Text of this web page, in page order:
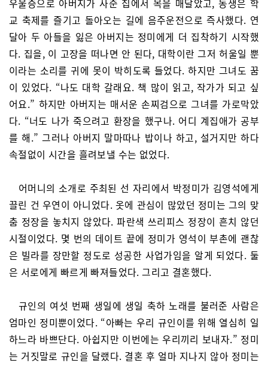
우울증으로 아버지가 사준 집에서 목을 매달았고, 동생은 학
교 축제를 즐기고 돌아오는 길에 음주운전으로 즉사했다. 연
달아 두 아들을 잃은 아버지는 정미에게 더 집착하기 시작했
다. 집을, 이 고장을 떠나면 안 된다, 대학이란 그저 허울일 뿐
이라는 소리를 귀에 못이 박히도록 들었다. 하지만 그녀도 꿈
이 있었다. “나도 대학 갈래요. 책 많이 읽고, 작가가 되고 싶
어요.” 하지만 아버지는 매서운 손찌검으로 그녀를 가로막았
다. “너도 나가 죽으려고 환장을 했구나. 어디 계집애가 공부
를 해.” 그러나 아버지 말마따나 밥이나 하고, 설거지만 하다
속절없이 시간을 흘려보낼 수는 없었다.
어머니의 소개로 주최된 선 자리에서 박정미가 김영석에게
끌린 건 우연이 아니었다. 옷에 관심이 많았던 정미는 그의 맞
춤 정장을 놓치지 않았다. 파란색 쓰리피스 정장이 흔치 않던
시절이었다. 몇 번의 데이트 끝에 정미가 영석이 부촌에 괜찮
은 빌라를 장만할 정도로 성공한 사업가임을 알게 되었다. 둘
은 서로에게 빠르게 빠져들었다. 그리고 결혼했다.
규인의 여섯 번째 생일에 생일 축하 노래를 불러준 사람은
엄마인 정미뿐이었다. “아빠는 우리 규인이를 위해 열심히 일
하느라 바쁘단다. 아쉽지만 이번에는 우리끼리 보내자.” 정미
는 거짓말로 규인을 달랬다. 결혼 후 얼마 지나지 않아 정미는